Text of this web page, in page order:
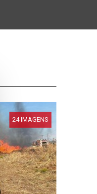
24 IMAGENS